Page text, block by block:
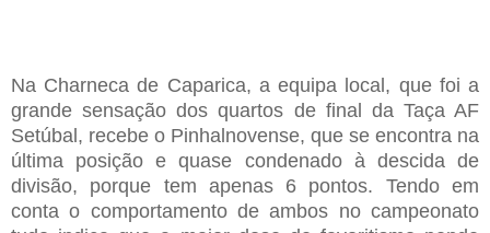
Na Charneca de Caparica, a equipa local, que foi a
grande sensação dos quartos de final da Taça AF
Setúbal, recebe o Pinhalnovense, que se encontra na
última posição e quase condenado à descida de
divisão, porque tem apenas 6 pontos. Tendo em
conta o comportamento de ambos no campeonato